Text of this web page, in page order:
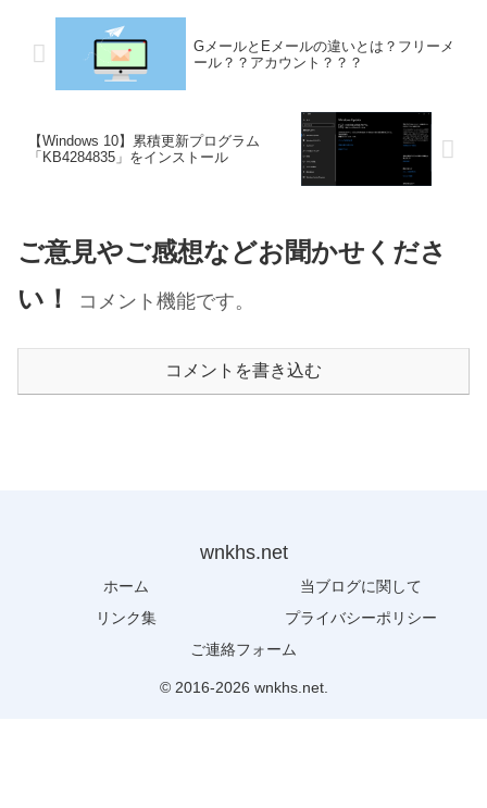
GメールとEメールの違いとは？フリーメ
ール？？アカウント？？？
【Windows 10】累積更新プログラム
「KB4284835」をインストール
ご意見やご感想などお聞かせくださ
い！
コメント機能です。
コメントを書き込む
wnkhs.net
ホーム
当ブログに関して
リンク集
プライバシーポリシー
ご連絡フォーム
© 2016-2026 wnkhs.net.